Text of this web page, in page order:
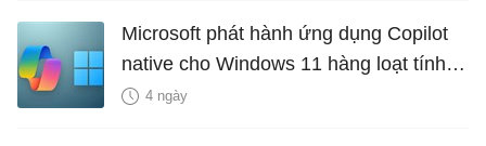
Microsoft phát hành ứng dụng Copilot
native cho Windows 11 hàng loạt tính
năng mới Hữu Ích
4 ngày